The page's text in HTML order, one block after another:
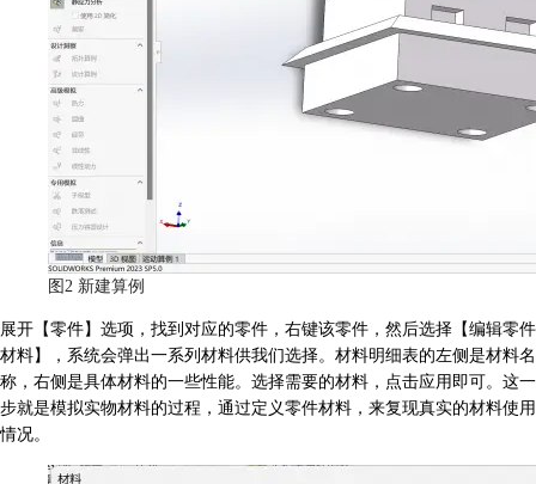
图2 新建算例
展开【零件】选项，找到对应的零件，右键该零件，然后选择【编辑零件
材料】，系统会弹出一系列材料供我们选择。材料明细表的左侧是材料名
称，右侧是具体材料的一些性能。选择需要的材料，点击应用即可。这一
步就是模拟实物材料的过程，通过定义零件材料，来复现真实的材料使用
情况。